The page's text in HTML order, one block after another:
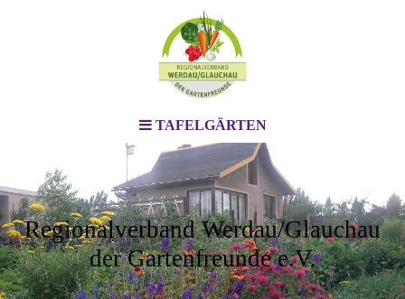
TAFELGÄRTEN
Regionalverband Werdau/Glauchau
der Gartenfreunde e.V.